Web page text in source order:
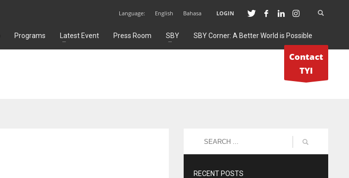
Language: English Bahasa LOGIN
Programs Latest Event Press Room SBY SBY Corner: A Better World is Possible
Contact
TYI
RECENT POSTS